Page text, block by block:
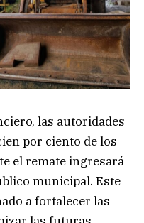
las autoridades
por ciento de los
el remate ingresará
municipal. Este
a fortalecer las